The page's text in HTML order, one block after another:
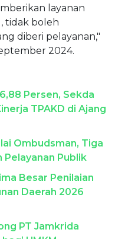
layanan
tidak boleh
diberi pelayanan,"
2024.
Persen, Sekda
TPAKD di Ajang
Ombudsman, Tiga
Pelayanan Publik
Besar Penilaian
Daerah 2026
PT Jamkrida